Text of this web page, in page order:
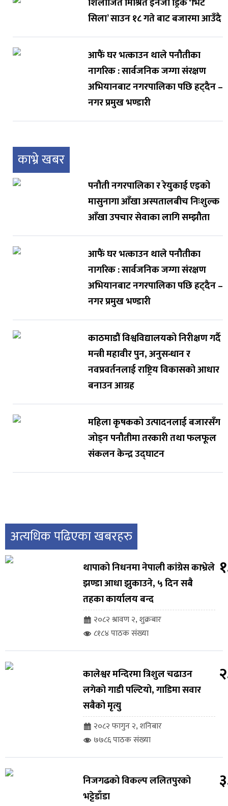
सिला’ साउन १८ गते बाट बजारमा आउँदै
आफैं घर भत्काउन थाले पनौतीका
नागरिक : सार्वजनिक जग्गा संरक्षण
अभियानबाट नगरपालिका पछि हट्दैन –
नगर प्रमुख भण्डारी
काभ्रे खबर
पनौती नगरपालिका र रेयुकाई एइको
मासुनागा आँखा अस्पतालबीच निःशुल्क
आँखा उपचार सेवाका लागि सम्झौता
आफैं घर भत्काउन थाले पनौतीका
नागरिक : सार्वजनिक जग्गा संरक्षण
अभियानबाट नगरपालिका पछि हट्दैन –
नगर प्रमुख भण्डारी
काठमाडौं विश्वविद्यालयको निरीक्षण गर्दै
मन्त्री महावीर पुन, अनुसन्धान र
नवप्रवर्तनलाई राष्ट्रिय विकासको आधार
बनाउन आग्रह
महिला कृषकको उत्पादनलाई बजारसँग
जोड्न पनौतीमा तरकारी तथा फलफूल
संकलन केन्द्र उद्घाटन
अत्यधिक पढिएका खबरहरु
थापाको निधनमा नेपाली कांग्रेस काभ्रेले
झण्डा आधा झुकाउने, ५ दिन सबै
तहका कार्यालय बन्द
२०८२ श्रावण २, शुक्रबार
८१८४ पाठक संख्या
कालेश्वर मन्दिरमा त्रिशुल चढाउन
लगेको गाडी पल्टियो, गाडिमा सवार
सबैको मृत्यु
२०८२ फागुन २, शनिबार
७७८६ पाठक संख्या
निजगढको विकल्प ललितपुरको
भट्टेडाँडा